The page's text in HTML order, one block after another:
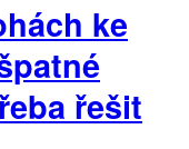
ke
řešit